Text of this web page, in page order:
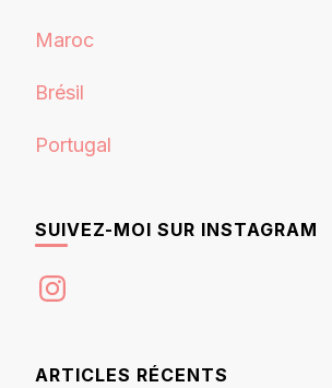
Maroc
Brésil
Portugal
SUIVEZ-MOI SUR INSTAGRAM
Instagram
ARTICLES RÉCENTS